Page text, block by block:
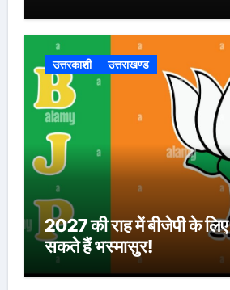
उत्तरकाशी उत्तराखण्ड
2027 की राह में बीजेपी के
सकते हैं भस्मासुर!